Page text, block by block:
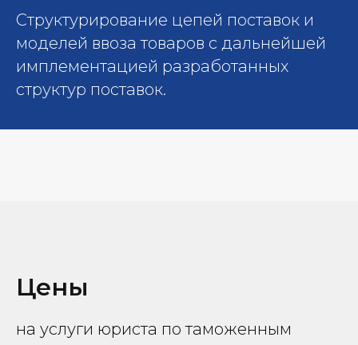
Структурирование цепей поставок и
моделей ввоза товаров с дальнейшей
имплементацией разработанных
структур поставок.
Цены
на услуги юриста по таможенным